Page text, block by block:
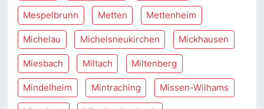
Mespelbrunn Metten Mettenheim
Michelau Michelsneukirchen Mickhausen
Miesbach Miltach Miltenberg
Mindelheim Mintraching Missen-Wilhams